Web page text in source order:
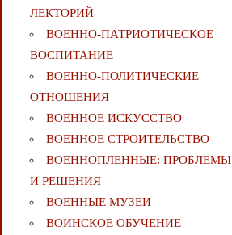
ЛЕКТОРИЙ
ВОЕННО-ПАТРИОТИЧЕСКОЕ
ВОСПИТАНИЕ
ВОЕННО-ПОЛИТИЧЕСКИE
ОТНОШЕНИЯ
ВОЕННОЕ ИСКУССТВО
ВОЕННОЕ СТРОИТЕЛЬСТВО
ВОЕННОПЛЕННЫЕ: ПРОБЛЕМЫ
И РЕШЕНИЯ
ВОЕННЫЕ МУЗЕИ
ВОИНСКОЕ ОБУЧЕНИЕ